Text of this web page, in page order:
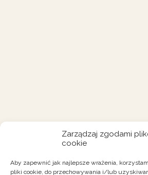
Zarządzaj zgodami
cookie
Aby zapewnić jak najlepsze wrażenia,
pliki cookie, do przechowywania i/lub